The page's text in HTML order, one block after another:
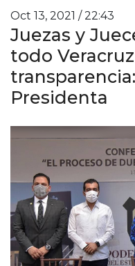
Oct 13, 2021 / 22:43
Juezas y
todo
Presidenta